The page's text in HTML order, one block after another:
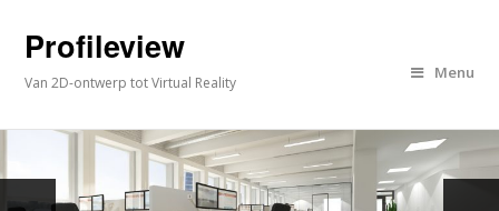
Profileview
Van 2D-ontwerp tot Virtual Reality
Menu